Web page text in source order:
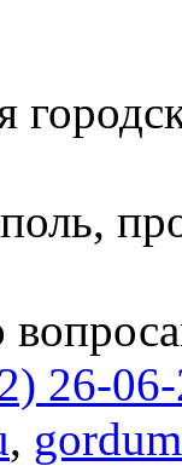
26-
,